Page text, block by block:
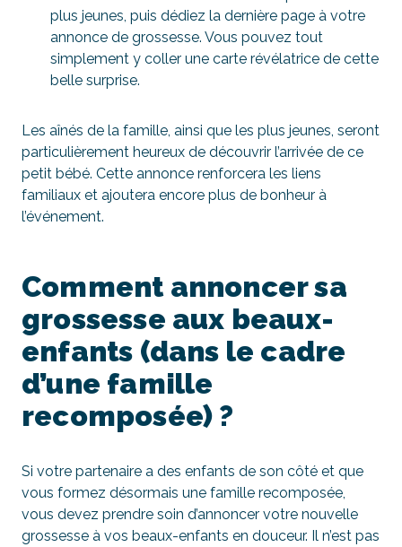
plus jeunes, puis dédiez la dernière page à votre
annonce de grossesse. Vous pouvez tout
simplement y coller une carte révélatrice de cette
belle surprise.
Les aînés de la famille, ainsi que les plus jeunes, seront
particulièrement heureux de découvrir l’arrivée de ce
petit bébé. Cette annonce renforcera les liens
familiaux et ajoutera encore plus de bonheur à
l’événement.
Comment annoncer sa
grossesse aux beaux-
enfants (dans le cadre
d’une famille
recomposée) ?
Si votre partenaire a des enfants de son côté et que
vous formez désormais une famille recomposée,
vous devez prendre soin d’annoncer votre nouvelle
grossesse à vos beaux-enfants en douceur. Il n’est pas